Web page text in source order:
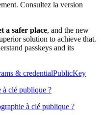
Consultez la version
a safer place, and the new
solution to achieve that.
passkeys and its
& credentialPublicKey
à clé publique ?
à clé publique ?